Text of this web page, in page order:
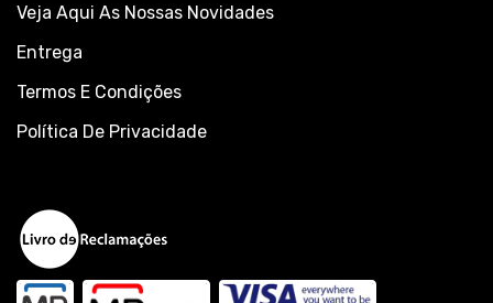
Veja Aqui As Nossas Novidades
Entrega
Termos E Condições
Política De Privacidade